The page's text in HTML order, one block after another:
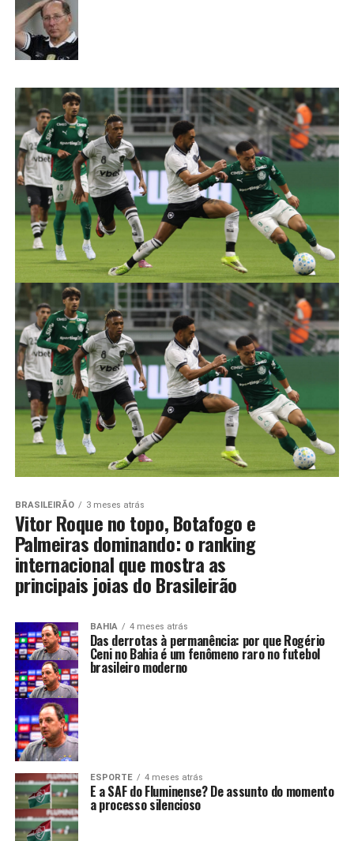
BRASILEIRÃO 3 meses atrás
Vitor Roque no topo, Botafogo e
Palmeiras dominando: o ranking
internacional que mostra as
principais joias do Brasileirão
BAHIA 4 meses atrás
Das derrotas à permanência: por que Rogério
Ceni no Bahia é um fenômeno raro no futebol
brasileiro moderno
ESPORTE 4 meses atrás
E a SAF do Fluminense? De assunto do momento
a processo silencioso